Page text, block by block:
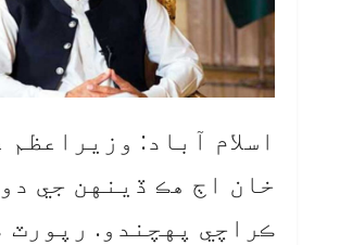
اسلام آباد: وزيراعظم
خان اڄ هڪ ڏينهن جي
ڪراچي پهچندو. رپورٽ